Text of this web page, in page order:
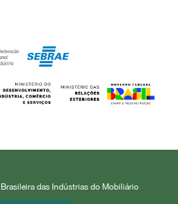
das Indústrias do Mobiliário